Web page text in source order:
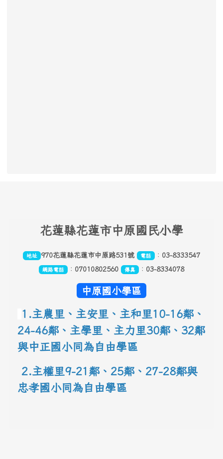
花蓮縣花蓮市中原國民小學
地址 970花蓮縣花蓮市中原路531號 電話 ： 03-8333547
網路電話 ： 07010802560 傳真 ： 03-8334078
中原國小學區
1.主農里、主安里、主和里10-16鄰 、
24-46鄰、主學里、主力里30鄰 、 32鄰
與中正國小同為自由學區
2.主權里9-21鄰、25鄰 、 27-28鄰與
忠孝國小同為自由學區